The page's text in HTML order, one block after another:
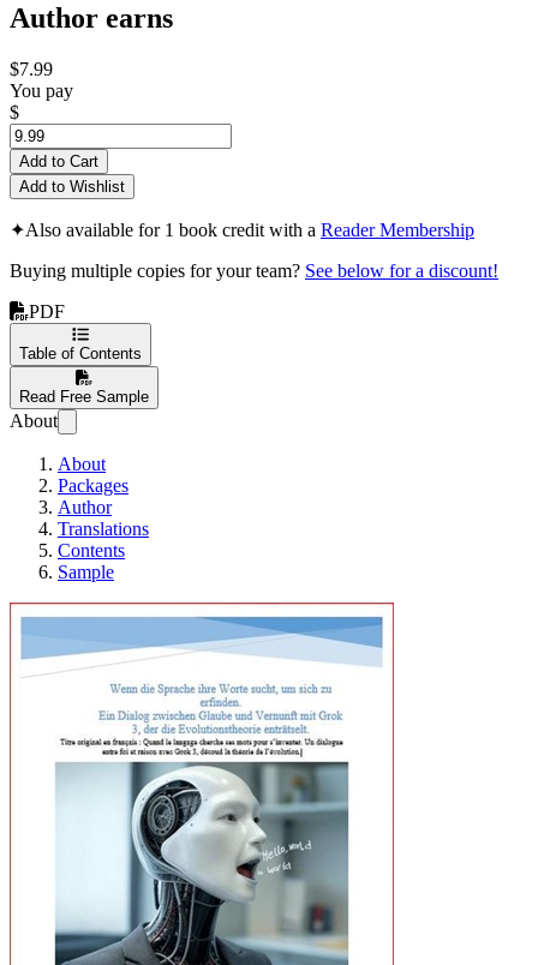
Author earns
$7.99
You pay
$
Add to Cart
Add to Wishlist
✦Also available for 1 book credit with a Reader Membership
Buying multiple copies for your team? See below for a discount!
PDF
Table of Contents
Read Free Sample
About
About
Packages
Author
Translations
Contents
Sample
Wenn die